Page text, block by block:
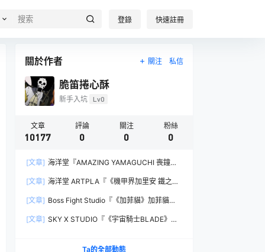
登錄 快速註冊
關於作者 關注 私信
脆笛捲心酥
新手入坑 Lv0
文章
10177
評論
0
關注
0
粉絲
0
[文章] 海洋堂『AMAZING YAMAGUCHI 喪鐘
之刃與大魄力火焰特效！
[文章] 海洋堂 ARTPLA『《機甲界加里安 鐵之紋
規再現！
[文章] Boss Fight Studio『《加菲貓》加菲貓
受到的龐大份量！
[文章] SKY X STUDIO『《宇宙騎士BLADE》
Ta的全部動態